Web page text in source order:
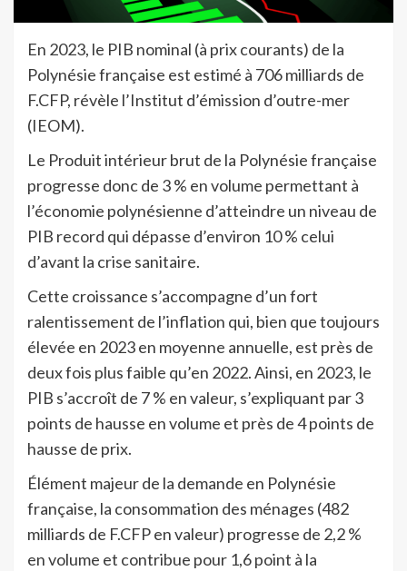
En 2023, le PIB nominal (à prix courants) de la
Polynésie française est estimé à 706 milliards de
F.CFP, révèle l’Institut d’émission d’outre-mer
(IEOM).
Le Produit intérieur brut de la Polynésie française
progresse donc de 3 % en volume permettant à
l’économie polynésienne d’atteindre un niveau de
PIB record qui dépasse d’environ 10 % celui
d’avant la crise sanitaire.
Cette croissance s’accompagne d’un fort
ralentissement de l’inflation qui, bien que toujours
élevée en 2023 en moyenne annuelle, est près de
deux fois plus faible qu’en 2022. Ainsi, en 2023, le
PIB s’accroît de 7 % en valeur, s’expliquant par 3
points de hausse en volume et près de 4 points de
hausse de prix.
Élément majeur de la demande en Polynésie
française, la consommation des ménages (482
milliards de F.CFP en valeur) progresse de 2,2 %
en volume et contribue pour 1,6 point à la